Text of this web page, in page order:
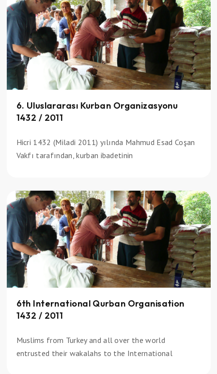
6. Uluslararası Kurban Organizasyonu
1432 / 2011
Hicri 1432 (Miladi 2011) yılında Mahmud Esad Coşan
Vakfı tarafından, kurban ibadetinin
6th International Qurban Organisation
1432 / 2011
Muslims from Turkey and all over the world
entrusted their wakalahs to the International